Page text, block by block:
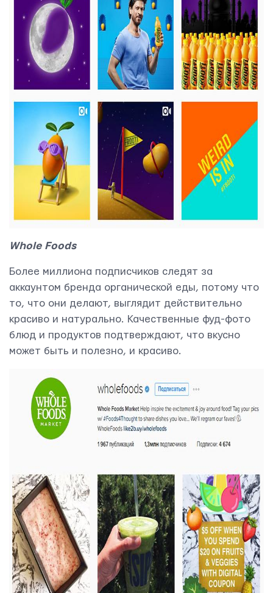
Whole Foods
Более миллиона подписчиков следят за
аккаунтом бренда органической еды, потому что
то, что они делают, выглядит действительно
красиво и натурально. Качественные фуд-фото
блюд и продуктов подтверждают, что вкусно
может быть и полезно, и красиво.
ОТПРАВИТЬ
Мы вам ответим в течении 24 часов.